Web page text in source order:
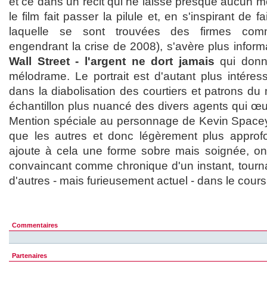
le film fait passer la pilule et, en s'inspirant de
laquelle se sont trouvées des firmes
engendrant la crise de 2008), s'avère plus
Wall Street - l'argent ne dort jamais qui
mélodrame. Le portrait est d'autant plus
dans la diabolisation des courtiers et patrons du
échantillon plus nuancé des divers agents qui
Mention spéciale au personnage de Kevin
que les autres et donc légèrement plus
ajoute à cela une forme sobre mais soignée,
convaincant comme chronique d'un instant,
d'autres - mais furieusement actuel - dans le
Commentaires
Partenaires